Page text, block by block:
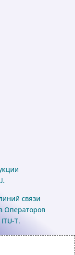
связи
Операторов
T.